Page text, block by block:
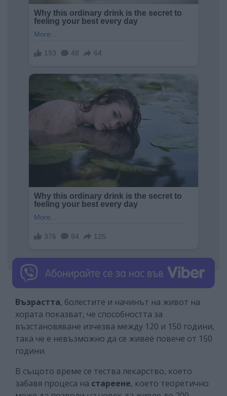
Възрастта, болестите и начинът на живот на
хората показват, че способността за
възстановяване изчезва между 120 и 150 години,
така че е невъзможно да се живее повече от 150
години.
В същото време се тества лекарство, което
забавя процеса на стареене, което теоретично